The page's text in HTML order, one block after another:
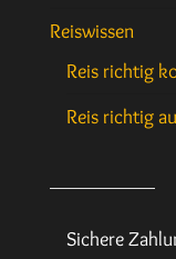
Reiswissen
Reis richtig
Reis richtig
Sichere